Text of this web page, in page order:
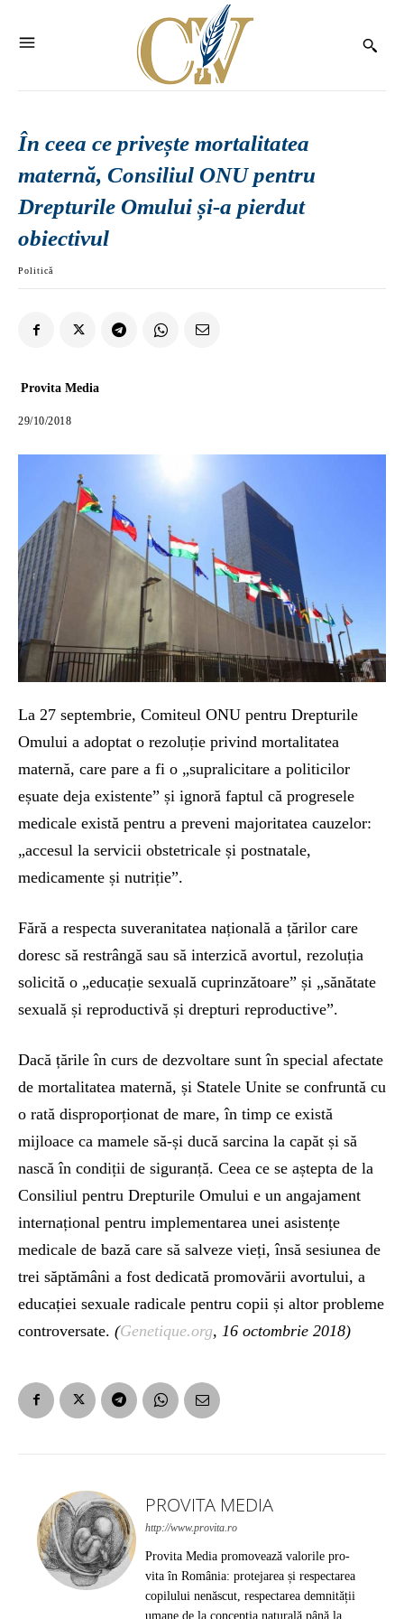
În ceea ce privește mortalitatea
maternă, Consiliul ONU pentru
Drepturile Omului și-a pierdut
obiectivul
Politică
Provita Media
29/10/2018
La 27 septembrie, Comiteul ONU pentru Drepturile
Omului a adoptat o rezoluție privind mortalitatea
maternă, care pare a fi o „supralicitare a politicilor
eșuate deja existente” și ignoră faptul că progresele
medicale există pentru a preveni majoritatea cauzelor:
„accesul la servicii obstetricale și postnatale,
medicamente și nutriție”.
Fără a respecta suveranitatea națională a țărilor care
doresc să restrângă sau să interzică avortul, rezoluția
solicită o „educație sexuală cuprinzătoare” și „sănătate
sexuală și reproductivă și drepturi reproductive”.
Dacă țările în curs de dezvoltare sunt în special afectate
de mortalitatea maternă, și Statele Unite se confruntă cu
o rată disproporționat de mare, în timp ce există
mijloace ca mamele să-și ducă sarcina la capăt și să
nască în condiții de siguranță. Ceea ce se aștepta de la
Consiliul pentru Drepturile Omului e un angajament
internațional pentru implementarea unei asistențe
medicale de bază care să salveze vieți, însă sesiunea de
trei săptămâni a fost dedicată promovării avortului, a
educației sexuale radicale pentru copii și altor probleme
controversate. (Genetique.org, 16 octombrie 2018)
PROVITA MEDIA
http://www.provita.ro
Provita Media promovează valorile pro-
vita în România: protejarea și respectarea
copilului nenăscut, respectarea demnității
umane de la concepția naturală până la